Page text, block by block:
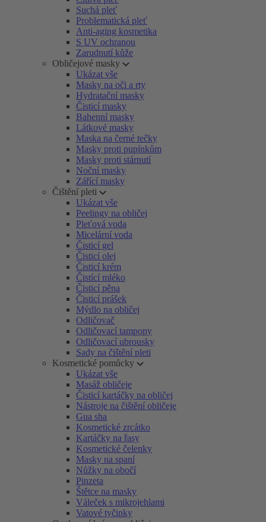
Suchá pleť
Problematická pleť
Anti-aging kosmetika
S UV ochranou
Zarudnutí kůže
Obličejové masky
Ukázat vše
Masky na oči a rty
Hydratační masky
Čisticí masky
Bahenní masky
Látkové masky
Maska na černé tečky
Masky proti pupínkům
Masky proti stárnutí
Noční masky
Zářící masky
Čištění pleti
Ukázat vše
Peelingy na obličej
Pleťová voda
Micelární voda
Čisticí gel
Čisticí olej
Čisticí krém
Čistící mléko
Čisticí pěna
Čisticí prášek
Mýdlo na obličej
Odličovač
Odličovací tampony
Odličovací ubrousky
Sady na čištění pleti
Kosmetické pomůcky
Ukázat vše
Masáž obličeje
Čisticí kartáčky na obličej
Nástroje na čištění obličeje
Gua sha
Kosmetické zrcátko
Kartáčky na řasy
Kosmetické čelenky
Masky na spaní
Nůžky na obočí
Pinzeta
Štětce na masky
Váleček s mikrojehlami
Vatové tyčinky